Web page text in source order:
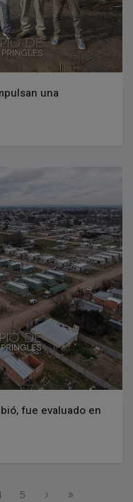
una
fue evaluado en
5